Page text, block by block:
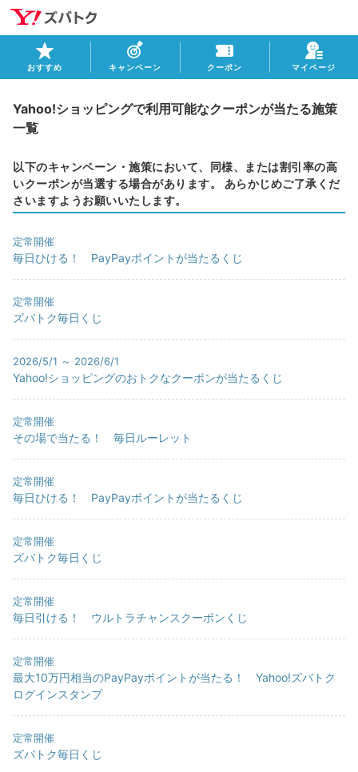
おすすめ キャンペーン クーポン マイページ
Yahoo!ショッピングで利用可能なクーポンが当たる施策
一覧
以下のキャンペーン・施策において、同様、または割引率の高
いクーポンが当選する場合があります。 あらかじめご了承くだ
さいますようお願いいたします。
定常開催
毎日ひける！ PayPayポイントが当たるくじ
定常開催
ズバトク毎日くじ
2026/5/1 ～ 2026/6/1
Yahoo!ショッピングのおトクなクーポンが当たるくじ
定常開催
その場で当たる！ 毎日ルーレット
定常開催
毎日ひける！ PayPayポイントが当たるくじ
定常開催
ズバトク毎日くじ
定常開催
毎日引ける！ ウルトラチャンスクーポンくじ
定常開催
最大10万円相当のPayPayポイントが当たる！ Yahoo!ズバトク
ログインスタンプ
定常開催
ズバトク毎日くじ